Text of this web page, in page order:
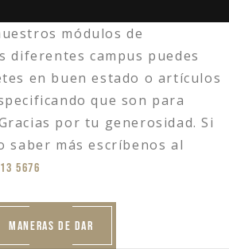
módulos de
diferentes campus puedes
en buen estado o artículos
que son para
por tu generosidad. Si
saber más escríbenos al
5676
MANERAS DE DAR